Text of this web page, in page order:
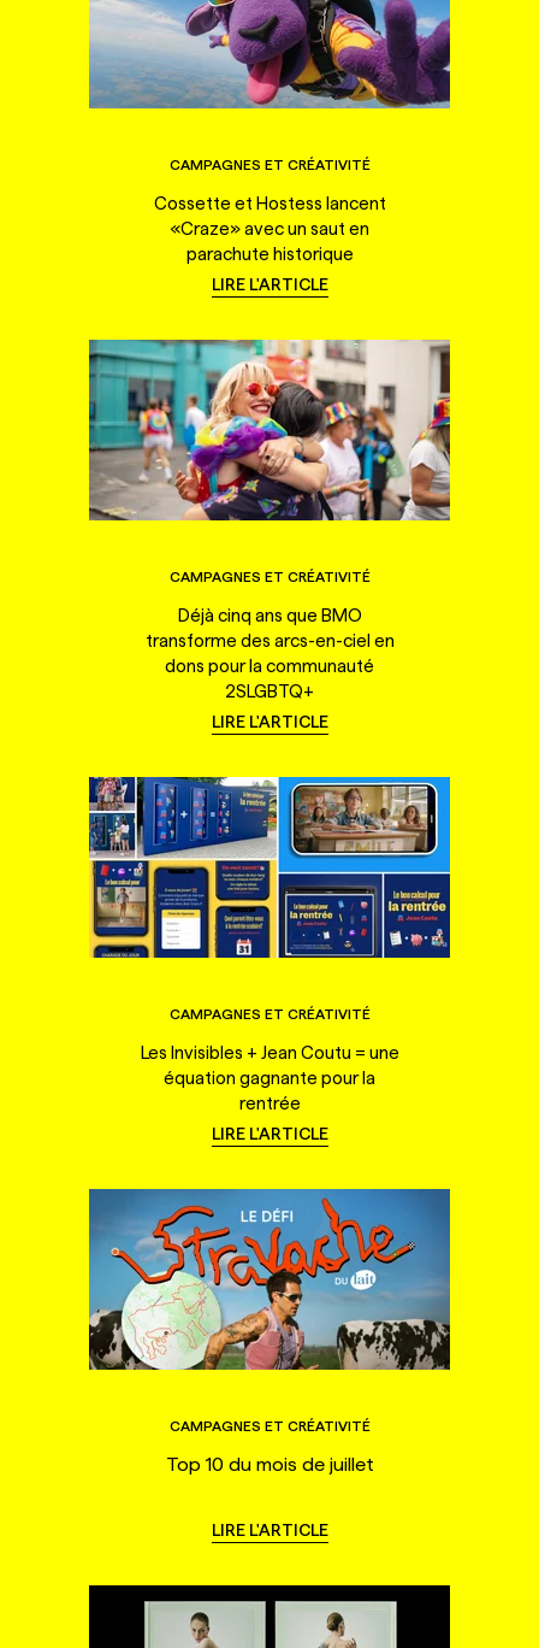
CAMPAGNES ET CRÉATIVITÉ
Cossette et Hostess lancent
«Craze» avec un saut en
parachute historique
LIRE L'ARTICLE
CAMPAGNES ET CRÉATIVITÉ
Déjà cinq ans que BMO
transforme des arcs-en-ciel en
dons pour la communauté
2SLGBTQ+
LIRE L'ARTICLE
CAMPAGNES ET CRÉATIVITÉ
Les Invisibles + Jean Coutu = une
équation gagnante pour la
rentrée
LIRE L'ARTICLE
CAMPAGNES ET CRÉATIVITÉ
Top 10 du mois de juillet
LIRE L'ARTICLE